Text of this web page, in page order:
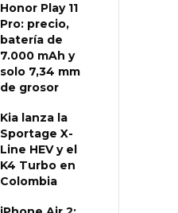
Honor Play 11
Pro: precio,
batería de
7.000 mAh y
solo 7,34 mm
de grosor
Kia lanza la
Sportage X-
Line HEV y el
K4 Turbo en
Colombia